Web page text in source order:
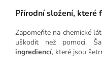
Přírodní složení, které
Zapomeňte na chemické
uškodit než pomoci.
ingrediencí, které jsou